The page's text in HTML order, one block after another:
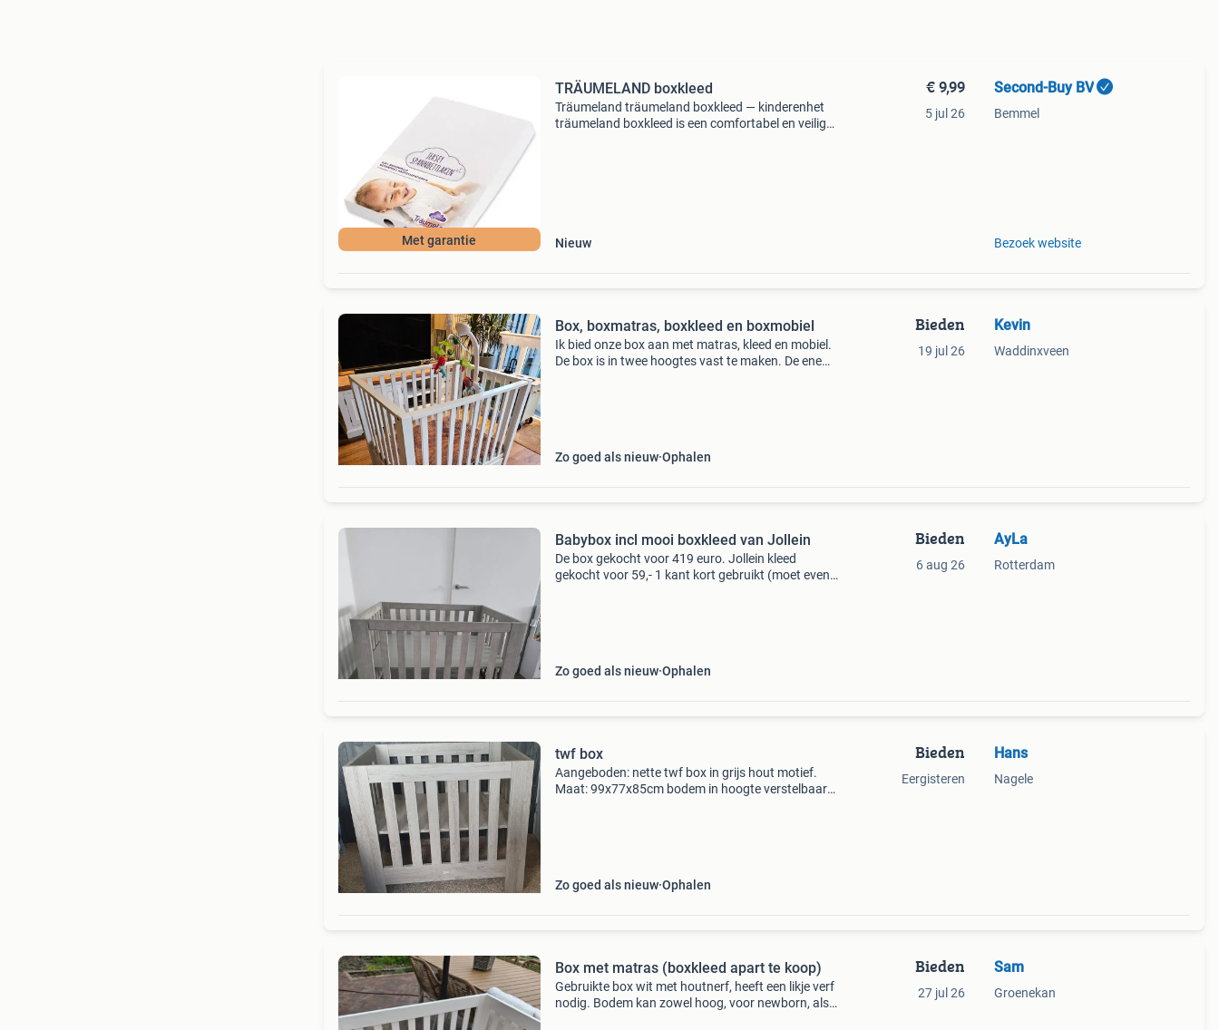
Met garantie
TRÄUMELAND boxkleed
Träumeland träumeland boxkleed — kinderenhet
träumeland boxkleed is een comfortabel en veilig
Nieuw
€ 9,99
5 jul 26
Second-Buy BV
Bemmel
Bezoek website
Box, boxmatras, boxkleed en boxmobiel
Ik bied onze box aan met matras, kleed en mobiel.
De box is in twee hoogtes vast te maken. De ene
Zo goed als nieuw Ophalen
Bieden
19 jul 26
Kevin
Waddinxveen
Babybox incl mooi boxkleed van Jollein
De box gekocht voor 419 euro. Jollein kleed
gekocht voor 59,- 1 kant kort gebruikt (moet even
Zo goed als nieuw Ophalen
Bieden
6 aug 26
AyLa
Rotterdam
twf box
Aangeboden: nette twf box in grijs hout motief.
Maat: 99x77x85cm bodem in hoogte verstelbaar
Zo goed als nieuw Ophalen
Bieden
Eergisteren
Hans
Nagele
Box met matras (boxkleed apart te koop)
Gebruikte box wit met houtnerf, heeft een likje verf
nodig. Bodem kan zowel hoog, voor newborn, als
Bieden
27 jul 26
Sam
Groenekan